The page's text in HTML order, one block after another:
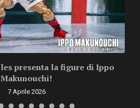
presenta la figure di Ippo
Makunouchi!
7 Aprile 2026